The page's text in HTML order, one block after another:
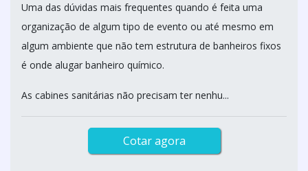
Uma das dúvidas mais frequentes quando é feita uma
organização de algum tipo de evento ou até mesmo em
algum ambiente que não tem estrutura de banheiros fixos
é onde alugar banheiro químico.
As cabines sanitárias não precisam ter nenhu...
Cotar agora